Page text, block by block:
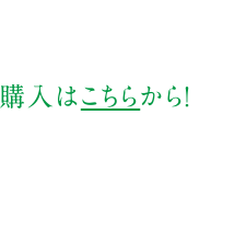
購入は こちらから！